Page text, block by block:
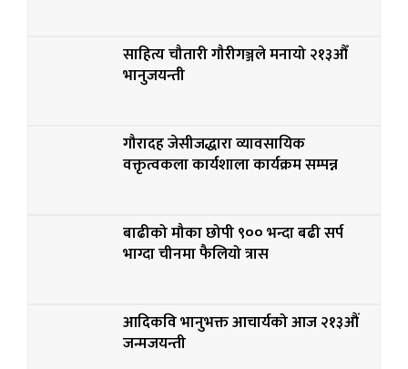
साहित्य चौतारी गौरीगञ्जले मनायो २१३औँ
भानुजयन्ती
गौरादह जेसीजद्धारा व्यावसायिक
वक्तृत्वकला कार्यशाला कार्यक्रम सम्पन्न
बाढीको मौका छोपी ९०० भन्दा बढी सर्प
भाग्दा चीनमा फैलियो त्रास
आदिकवि भानुभक्त आचार्यको आज २१३औं
जन्मजयन्ती